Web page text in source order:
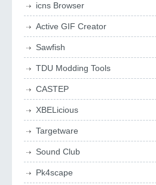
icns Browser
Active GIF Creator
Sawfish
TDU Modding Tools
CASTEP
XBELicious
Targetware
Sound Club
Pk4scape